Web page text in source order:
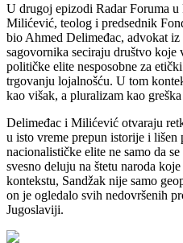
U drugoj epizodi Radar Foruma
Milićević, teolog i predsednik
bio Ahmed Delimeđac, advokat
sagovornika seciraju društvo koje
političke elite nesposobne za
trgovanju lojalnošću. U tom
kao višak, a pluralizam kao
Delimeđac i Milićević otvaraju
u isto vreme prepun istorije i lišen
nacionalističke elite ne samo da
svesno deluju na štetu naroda
kontekstu, Sandžak nije samo
on je ogledalo svih nedovršenih
Jugoslaviji.